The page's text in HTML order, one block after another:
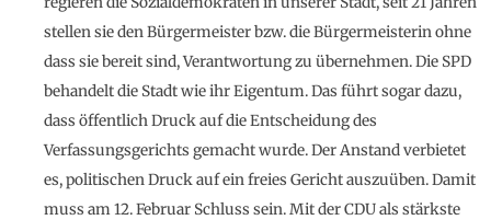
stellen sie den Bürgermeister bzw. die Bürgermeisterin ohne
dass sie bereit sind, Verantwortung zu übernehmen. Die SPD
behandelt die Stadt wie ihr Eigentum. Das führt sogar dazu,
dass öffentlich Druck auf die Entscheidung des
Verfassungsgerichts gemacht wurde. Der Anstand verbietet
es, politischen Druck auf ein freies Gericht auszuüben. Damit
muss am 12. Februar Schluss sein. Mit der CDU als stärkste